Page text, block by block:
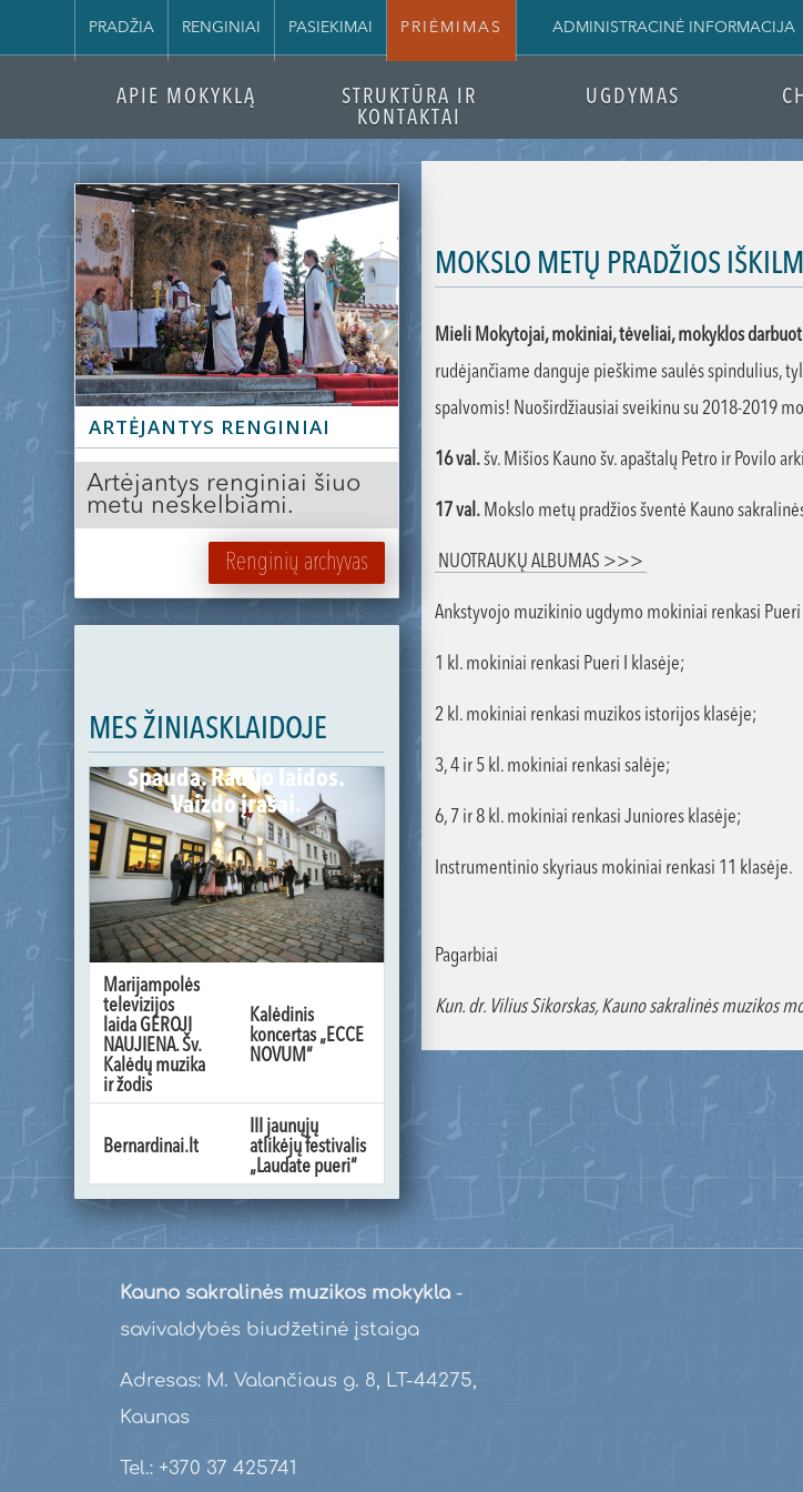
PRADŽIA RENGINIAI PASIEKIMAI PRIĖMIMAS ADMINISTRACINĖ INFORMACIJA
APIE MOKYKLĄ
STRUKTŪRA IR
KONTAKTAI
UGDYMAS
ARTĖJANTYS RENGINIAI
Artėjantys renginiai šiuo
metu neskelbiami.
Renginių archyvas
MES ŽINIASKLAIDOJE
Spauda. Radijo laidos.
Vaizdo įrašai.
Marijampolės
televizijos
laida GEROJI
NAUJIENA. Šv.
Kalėdų muzika
ir žodis
Kalėdinis
koncertas „ECCE
NOVUM“
Bernardinai.lt
III jaunųjų
atlikėjų festivalis
„Laudate pueri“
MOKSLO METŲ PRADŽIOS
Mieli Mokytojai, mokiniai, tėveliai, mokyklos
rudėjančiame danguje pieškime saulės spindulius,
spalvomis! Nuoširdžiausiai sveikinu su 2018-2019
16 val.šv. Mišios Kauno šv. apaštalų Petro ir Povilo
17 val.Mokslo metų pradžios šventė Kauno
NUOTRAUKŲ ALBUMAS >>>
Ankstyvojo muzikinio ugdymo mokiniai renkasi Pueri
1 kl. mokiniai renkasi Pueri I klasėje;
2 kl. mokiniai renkasi muzikos istorijos klasėje;
3, 4 ir 5 kl. mokiniai renkasi salėje;
6, 7 ir 8 kl. mokiniai renkasi Juniores klasėje;
Instrumentinio skyriaus mokiniai renkasi 11 klasėje.
Pagarbiai
Kun. dr. Vilius Sikorskas, Kauno sakralinės muzikos
Kauno sakralinės muzikos mokykla-
savivaldybės biudžetinė įstaiga
Adresas: M. Valančiaus g. 8, LT-44275,
Kaunas
Tel.: +370 37 425741